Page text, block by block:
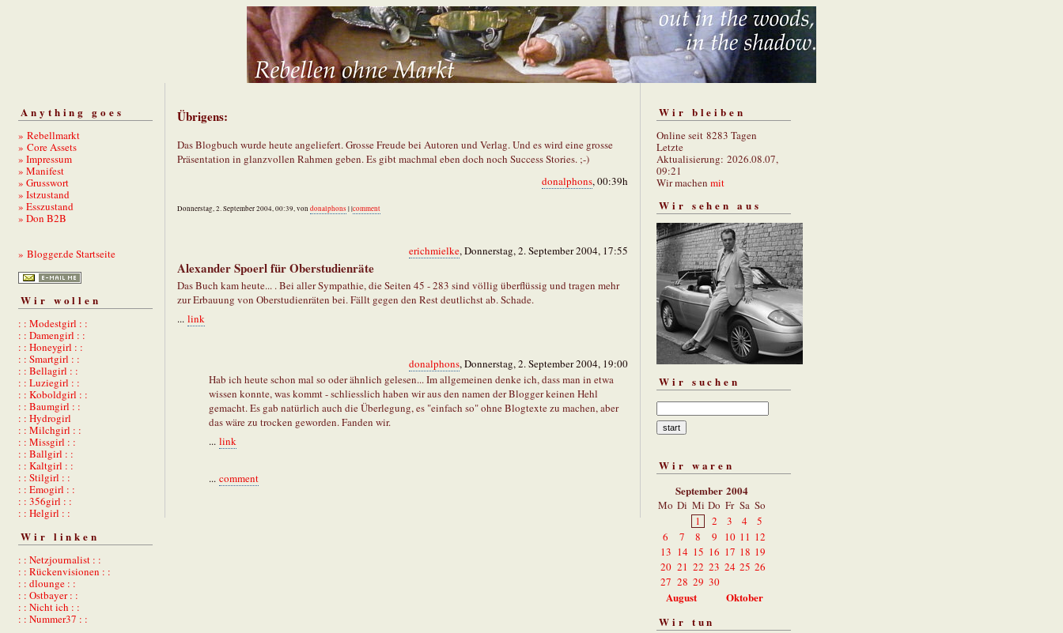
Anything goes
» Rebellmarkt
» Core Assets
» Impressum
» Manifest
» Grusswort
» Istzustand
» Esszustand
» Don B2B
» Blogger.de Startseite
Wir wollen
: : Modestgirl : :
: : Damengirl : :
: : Honeygirl : :
: : Smartgirl : :
: : Bellagirl : :
: : Luziegirl : :
: : Koboldgirl : :
: : Baumgirl : :
: : Hydrogirl
: : Milchgirl : :
: : Missgirl : :
: : Ballgirl : :
: : Kaltgirl : :
: : Stilgirl : :
: : Emogirl : :
: : 356girl : :
: : Helgirl : :
Wir linken
: : Netzjournalist : :
: : Rückenvisionen : :
: : dlounge : :
: : Ostbayer : :
: : Nicht ich : :
: : Nummer37 : :
Übrigens:
Das Blogbuch wurde heute angeliefert. Grosse Freude bei Autoren und Verlag. Und es wird eine grosse
Präsentation in glanzvollen Rahmen geben. Es gibt machmal eben doch noch Success Stories. ;-)
donalphons, 00:39h
Donnerstag, 2. September 2004, 00:39, von donalphons | |comment
erichmielke, Donnerstag, 2. September 2004, 17:55
Alexander Spoerl für Oberstudienräte
Das Buch kam heute... . Bei aller Sympathie, die Seiten 45 - 283 sind völlig überflüssig und tragen mehr
zur Erbauung von Oberstudienräten bei. Fällt gegen den Rest deutlichst ab. Schade.
... link
donalphons, Donnerstag, 2. September 2004, 19:00
Hab ich heute schon mal so oder ähnlich gelesen... Im allgemeinen denke ich, dass man in etwa
wissen konnte, was kommt - schliesslich haben wir aus den namen der Blogger keinen Hehl
gemacht. Es gab natürlich auch die Überlegung, es "einfach so" ohne Blogtexte zu machen, aber
das wäre zu trocken geworden. Fanden wir.
... link
... comment
Wir bleiben
Online seit 8283 Tagen
Letzte
Aktualisierung: 2026.08.07,
09:21
Wir machen mit
Wir sehen aus
Wir suchen
Wir waren
September 2004
Mo Di Mi Do Fr Sa So
1
2 3 4
5
6
7 8 9 10 11 12
13 14 15 16 17 18 19
20 21 22 23 24 25 26
27 28 29 30
August
Oktober
Wir tun